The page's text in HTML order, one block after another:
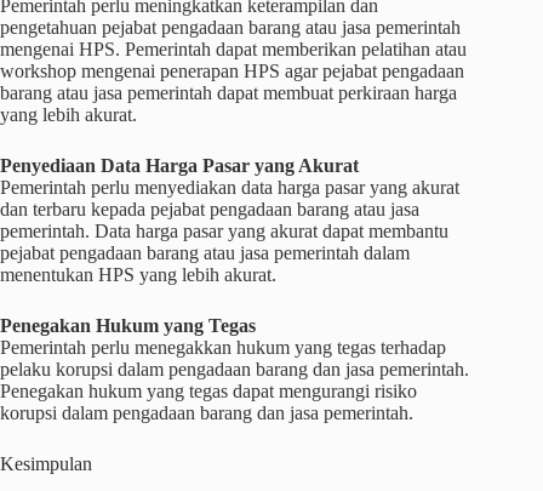
Pemerintah perlu meningkatkan keterampilan dan
pengetahuan pejabat pengadaan barang atau jasa pemerintah
mengenai HPS. Pemerintah dapat memberikan pelatihan atau
workshop mengenai penerapan HPS agar pejabat pengadaan
barang atau jasa pemerintah dapat membuat perkiraan harga
yang lebih akurat.
Penyediaan Data Harga Pasar yang Akurat
Pemerintah perlu menyediakan data harga pasar yang akurat
dan terbaru kepada pejabat pengadaan barang atau jasa
pemerintah. Data harga pasar yang akurat dapat membantu
pejabat pengadaan barang atau jasa pemerintah dalam
menentukan HPS yang lebih akurat.
Penegakan Hukum yang Tegas
Pemerintah perlu menegakkan hukum yang tegas terhadap
pelaku korupsi dalam pengadaan barang dan jasa pemerintah.
Penegakan hukum yang tegas dapat mengurangi risiko
korupsi dalam pengadaan barang dan jasa pemerintah.
Kesimpulan